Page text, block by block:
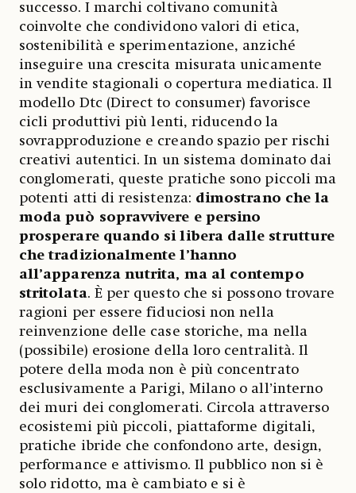
successo. I marchi coltivano comunità
coinvolte che condividono valori di etica,
sostenibilità e sperimentazione, anziché
inseguire una crescita misurata unicamente
in vendite stagionali o copertura mediatica. Il
modello Dtc (Direct to consumer) favorisce
cicli produttivi più lenti, riducendo la
sovrapproduzione e creando spazio per rischi
creativi autentici. In un sistema dominato dai
conglomerati, queste pratiche sono piccoli ma
potenti atti di resistenza: dimostrano che la
moda può sopravvivere e persino
prosperare quando si libera dalle strutture
che tradizionalmente l’hanno
all’apparenza nutrita, ma al contempo
stritolata. È per questo che si possono trovare
ragioni per essere fiduciosi non nella
reinvenzione delle case storiche, ma nella
(possibile) erosione della loro centralità. Il
potere della moda non è più concentrato
esclusivamente a Parigi, Milano o all’interno
dei muri dei conglomerati. Circola attraverso
ecosistemi più piccoli, piattaforme digitali,
pratiche ibride che confondono arte, design,
performance e attivismo. Il pubblico non si è
solo ridotto, ma è cambiato e si è